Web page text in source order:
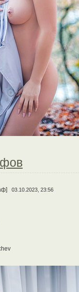
03.10.2023, 23:56